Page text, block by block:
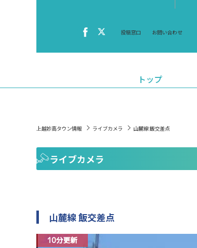
投稿窓口 お問い合わせ
トップ
上越妙高タウン情報 ライブカメラ 山麓線 飯交差点
ライブカメラ
山麓線 飯交差点